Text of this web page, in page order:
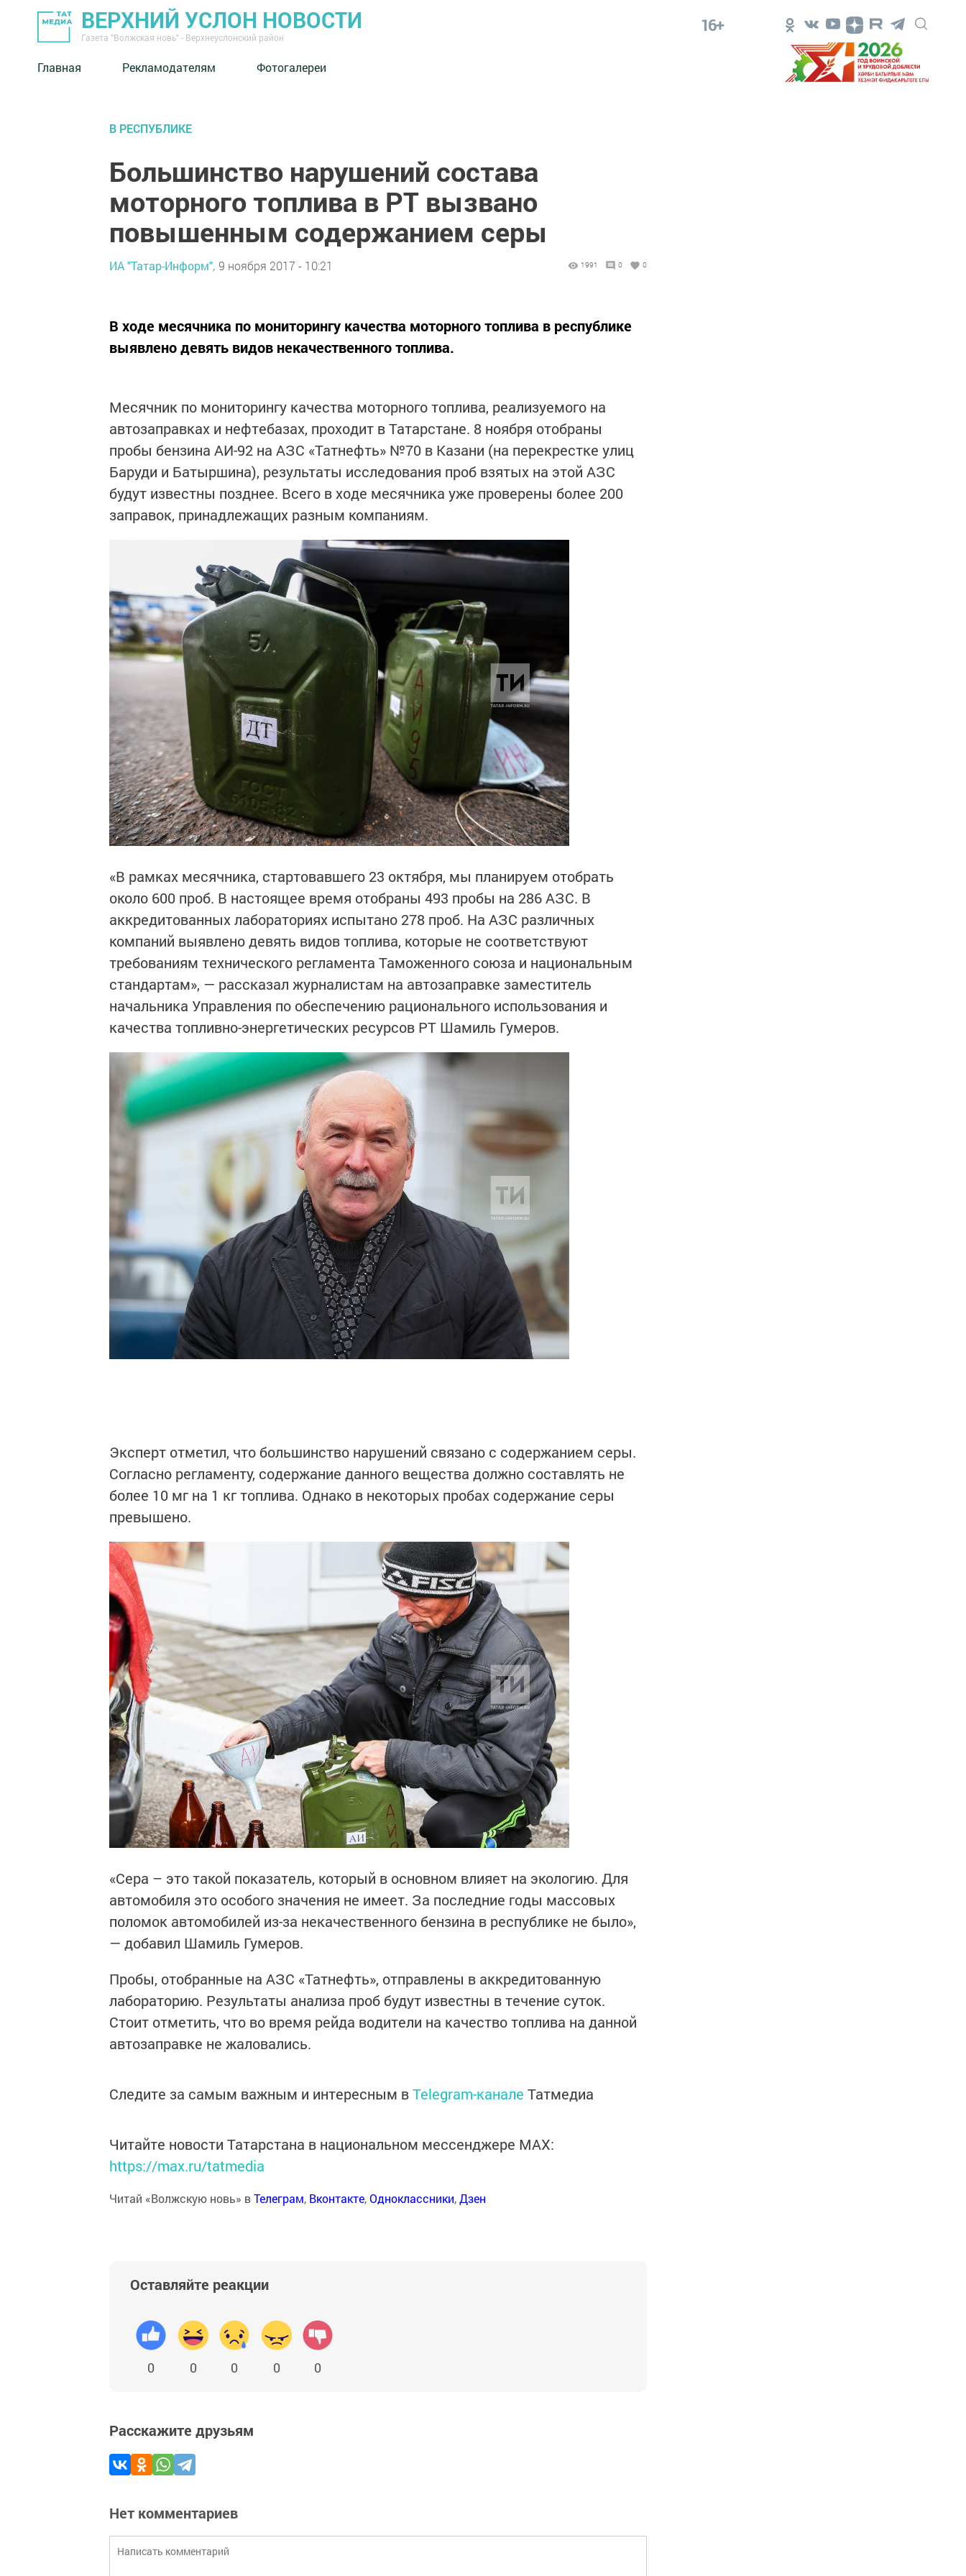
ВЕРХНИЙ УСЛОН НОВОСТИ
Газета "Волжская новь" - Верхнеуслонский район
16+
Главная Рекламодателям Фотогалереи
В РЕСПУБЛИКЕ
Большинство нарушений состава
моторного топлива в РТ вызвано
повышенным содержанием серы
ИА "Татар-Информ", 9 ноября 2017 - 10:21 1991 0 0
В ходе месячника по мониторингу качества моторного топлива в республике
выявлено девять видов некачественного топлива.
Месячник по мониторингу качества моторного топлива, реализуемого на
автозаправках и нефтебазах, проходит в Татарстане. 8 ноября отобраны
пробы бензина АИ-92 на АЗС «Татнефть» №70 в Казани (на перекрестке улиц
Баруди и Батыршина), результаты исследования проб взятых на этой АЗС
будут известны позднее. Всего в ходе месячника уже проверены более 200
заправок, принадлежащих разным компаниям.
«В рамках месячника, стартовавшего 23 октября, мы планируем отобрать
около 600 проб. В настоящее время отобраны 493 пробы на 286 АЗС. В
аккредитованных лабораториях испытано 278 проб. На АЗС различных
компаний выявлено девять видов топлива, которые не соответствуют
требованиям технического регламента Таможенного союза и национальным
стандартам», — рассказал журналистам на автозаправке заместитель
начальника Управления по обеспечению рационального использования и
качества топливно-энергетических ресурсов РТ Шамиль Гумеров.
Эксперт отметил, что большинство нарушений связано с содержанием серы.
Согласно регламенту, содержание данного вещества должно составлять не
более 10 мг на 1 кг топлива. Однако в некоторых пробах содержание серы
превышено.
«Сера – это такой показатель, который в основном влияет на экологию. Для
автомобиля это особого значения не имеет. За последние годы массовых
поломок автомобилей из-за некачественного бензина в республике не было»,
— добавил Шамиль Гумеров.
Пробы, отобранные на АЗС «Татнефть», отправлены в аккредитованную
лабораторию. Результаты анализа проб будут известны в течение суток.
Стоит отметить, что во время рейда водители на качество топлива на данной
автозаправке не жаловались.
Следите за самым важным и интересным вTelegram-канале Татмедиа
Читайте новости Татарстана в национальном мессенджере MАХ:
https://max.ru/tatmedia
Читай «Волжскую новь» вТелеграм, Вконтакте,Одноклассники,Дзен
Оставляйте реакции
0 0 0 0 0
Расскажите друзьям
Нет комментариев